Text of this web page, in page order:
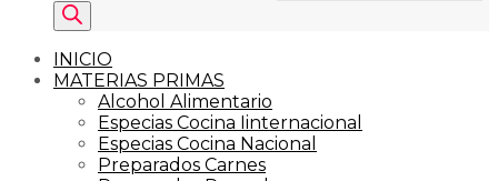
INICIO
MATERIAS PRIMAS
Alcohol Alimentario
Especias Cocina Iinternacional
Especias Cocina Nacional
Preparados Carnes